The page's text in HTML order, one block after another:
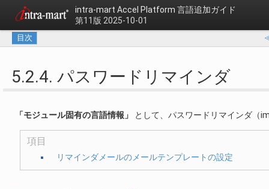
intra-mart Accel Platform 言語追加ガイド
第11版 2025-10-01
目次
5.2.4. パスワードリマインダ
「モジュール固有の言語情報」 として、パスワードリマインダ（
項目
リマインダメールのメールテンプレートの設定